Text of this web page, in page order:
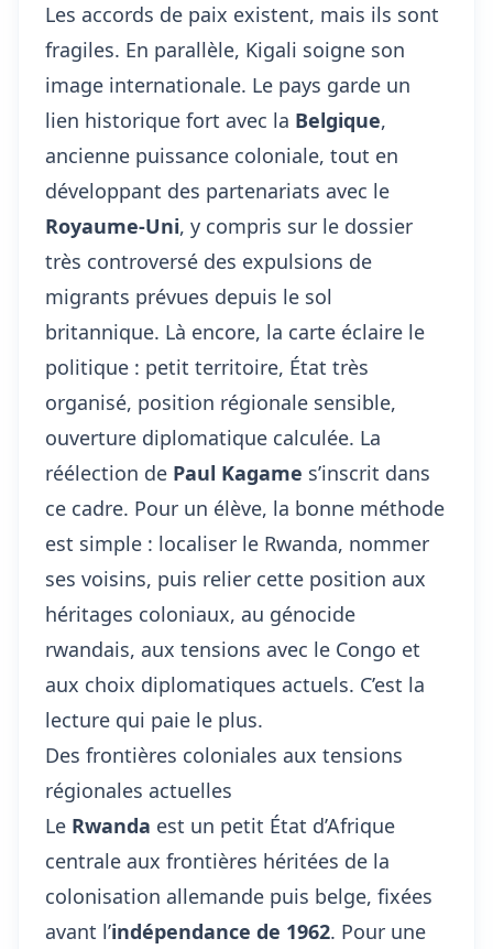
Les accords de paix existent, mais ils sont
fragiles. En parallèle, Kigali soigne son
image internationale. Le pays garde un
lien historique fort avec la Belgique,
ancienne puissance coloniale, tout en
développant des partenariats avec le
Royaume-Uni, y compris sur le dossier
très controversé des expulsions de
migrants prévues depuis le sol
britannique. Là encore, la carte éclaire le
politique : petit territoire, État très
organisé, position régionale sensible,
ouverture diplomatique calculée. La
réélection de Paul Kagame s’inscrit dans
ce cadre. Pour un élève, la bonne méthode
est simple : localiser le Rwanda, nommer
ses voisins, puis relier cette position aux
héritages coloniaux, au génocide
rwandais, aux tensions avec le Congo et
aux choix diplomatiques actuels. C’est la
lecture qui paie le plus.
Des frontières coloniales aux tensions
régionales actuelles
Le Rwanda est un petit État d’Afrique
centrale aux frontières héritées de la
colonisation allemande puis belge, fixées
avant l’indépendance de 1962. Pour une